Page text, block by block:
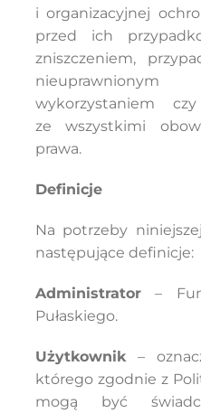
i organizacyjnej
przed ich
zniszczeniem,
wykorzystaniem
ze wszystkimi
prawa.
Definicje
Na potrzeby
następujące definicje:
Administrator–
Pułaskiego.
Użytkownik–
którego zgodnie z
mogą być